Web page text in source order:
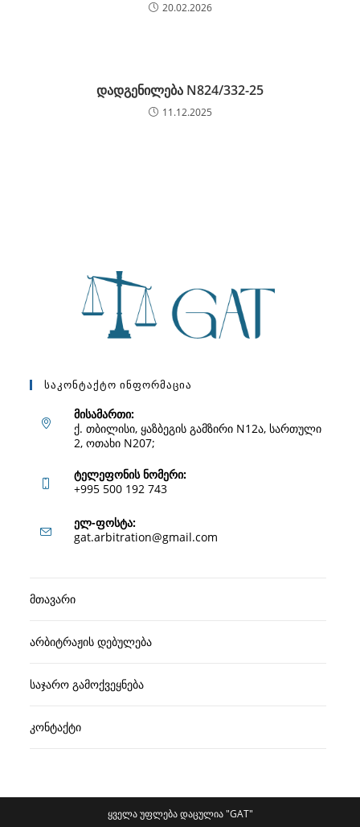
20.02.2026
დადგენილება N824/332-25
11.12.2025
Საკონტაქტო Ინფორმაცია
მისამართი:
ქ. თბილისი, ყაზბეგის გამზირი N12ა, სართული
2, ოთახი N207;
ტელეფონის ნომერი:
+995 500 192 743
in
application
ელ-ფოსტა:
gat.arbitration@gmail.com
მთავარი
არბიტრაჟის დებულება
საჯარო გამოქვეყნება
კონტაქტი
ყველა უფლება დაცულია "GAT"